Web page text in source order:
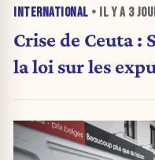
INTERNATIONAL • IL Y A 3
Crise de Ceuta :
la loi sur les